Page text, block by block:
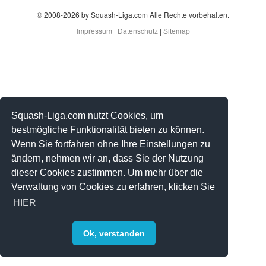
Squash-Liga.com nutzt Cookies, um
bestmögliche Funktionalität bieten zu können.
Wenn Sie fortfahren ohne Ihre Einstellungen zu
ändern, nehmen wir an, dass Sie der Nutzung
dieser Cookies zustimmen. Um mehr über die
Verwaltung von Cookies zu erfahren, klicken Sie
HIER
Ok, verstanden
© 2008-2026 by Squash-Liga.com Alle Rechte vorbehalten.
Impressum | Datenschutz| Sitemap